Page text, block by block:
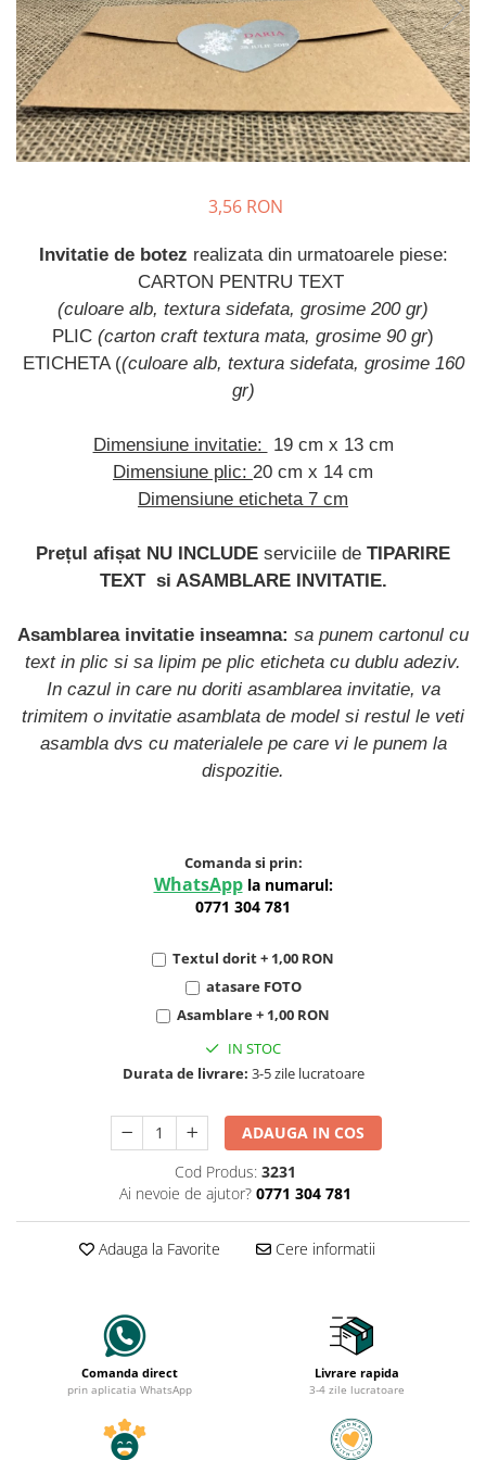
Meniuri & nr de BOTEZ
Plicuri si cartoane pentru INVITATII
TAVA pentru MOT
Cruciulite de BOTEZ
Invitatii BANCHET
Pahare Miri & Nasi
Cocarde nunta
Inmormatare/pomana
Meniuri pentru NUNTA
Decoratiuni NUNTA
3,56 RON
Invitatie de botez realizata din urmatoarele piese:
CARTON PENTRU TEXT
(culoare alb, textura sidefata, grosime 200 gr)
PLIC (carton craft textura mata, grosime 90 gr)
ETICHETA ((culoare alb, textura sidefata, grosime 160
gr)
Dimensiune invitatie: 19 cm x 13 cm
Dimensiune plic: 20 cm x 14 cm
Dimensiune eticheta 7 cm
Prețul afișat NU INCLUDE serviciile de TIPARIRE
TEXT si ASAMBLARE INVITATIE.
Asamblarea invitatie inseamna: sa punem cartonul cu
text in plic si sa lipim pe plic eticheta cu dublu adeziv.
In cazul in care nu doriti asamblarea invitatie, va
trimitem o invitatie asamblata de model si restul le veti
asambla dvs cu materialele pe care vi le punem la
dispozitie.
Comanda si prin:
WhatsApp la numarul:
0771 304 781
Textul dorit + 1,00 RON
atasare FOTO
Asamblare + 1,00 RON
IN STOC
Durata de livrare: 3-5 zile lucratoare
ADAUGA IN COS
Cod Produs: 3231
Ai nevoie de ajutor? 0771 304 781
Adauga la Favorite Cere informatii
Comanda direct
prin aplicatia WhatsApp
Livrare rapida
3-4 zile lucratoare